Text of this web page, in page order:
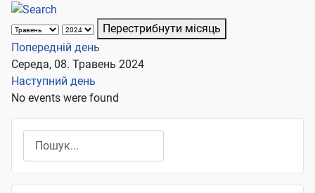
Перестрибнути місяць
Попередній день
Середа, 08. Травень 2024
Наступний день
No events were found